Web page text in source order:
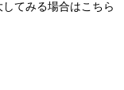
てみる場合はこちら